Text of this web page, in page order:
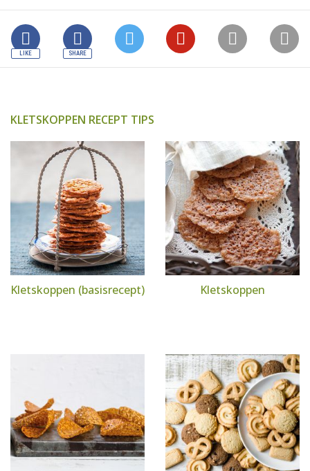
KLETSKOPPEN RECEPT TIPS
Kletskoppen (basisrecept) Kletskoppen